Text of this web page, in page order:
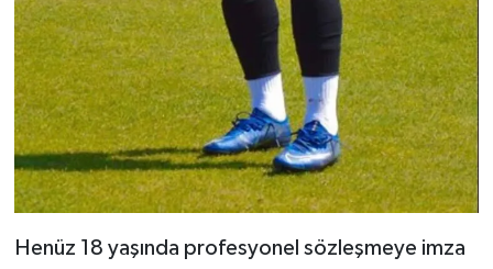
Henüz 18 yaşında profesyonel sözleşmeye imza